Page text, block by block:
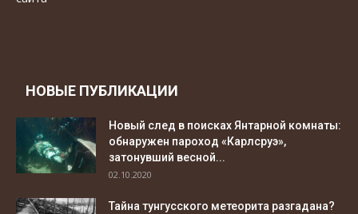
НОВЫЕ ПУБЛИКАЦИИ
Новый след в поисках Янтарной комнаты:
обнаружен пароход «Карлсруэ»,
затонувший весной...
02.10.2020
Тайна тунгусского метеорита разгадана?